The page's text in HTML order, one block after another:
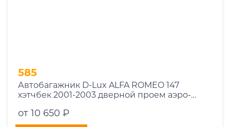
585
Автобагажник D-Lux ALFA ROMEO 147
хэтчбек 2001-2003 дверной проем аэро-
от 10 650 ₽